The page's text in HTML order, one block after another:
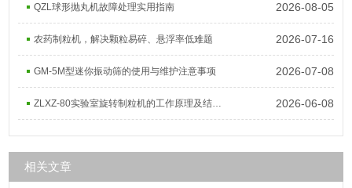
QZL球形抛丸机故障处理实用指南 2026-08-05
农药制粒机，解决颗粒易碎、悬浮率低难题 2026-07-16
GM-5M型迷你振动筛的使用与维护注意事项 2026-07-08
ZLXZ-80实验室旋转制粒机的工作原理及结构组成 2026-06-08
相关文章